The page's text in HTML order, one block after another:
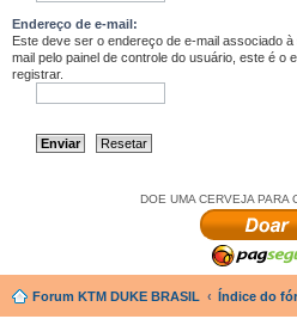
Endereço de e-mail:
Este deve ser o endereço de e-mail associado
mail pelo painel de controle do usuário, este é o
registrar.
DOE UMA CERVEJA PARA
Forum KTM DUKE BRASIL Índice do